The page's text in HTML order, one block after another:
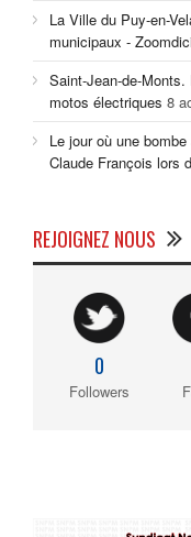
La Ville du Puy-en-
municipaux -
Saint-Jean-de-
motos électriques 8
Le jour où une
Claude François lors
REJOIGNEZ NOUS
0
Followers